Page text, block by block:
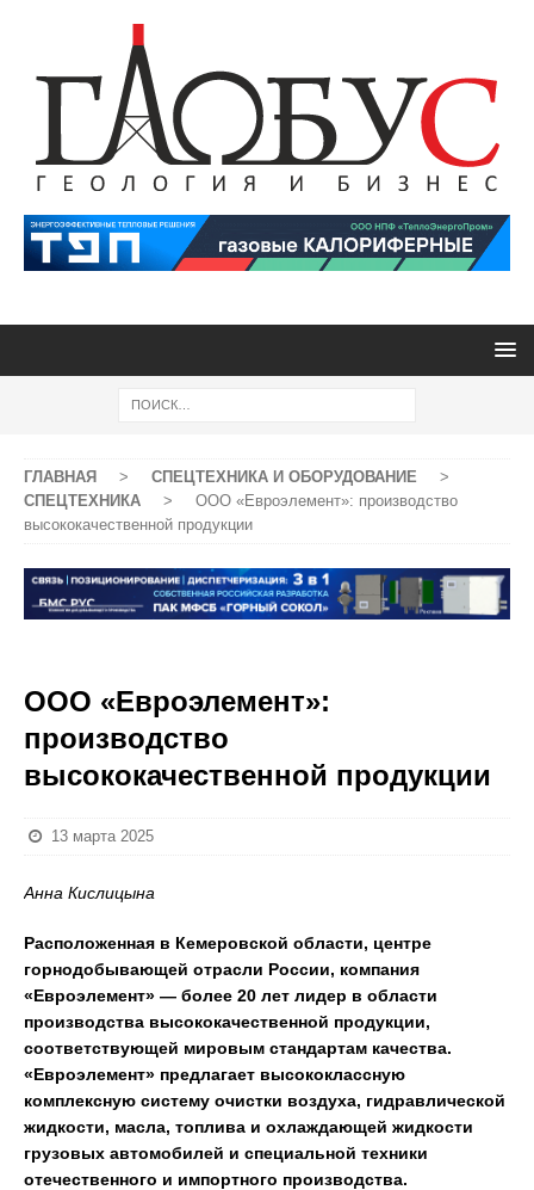
ГЛАВНАЯ > СПЕЦТЕХНИКА И ОБОРУДОВАНИЕ
>
СПЕЦТЕХНИКА
>
ООО «Евроэлемент»: производство
высококачественной продукции
ООО «Евроэлемент»:
производство
высококачественной продукции
13 марта 2025
Анна Кислицына
Расположенная в Кемеровской области, центре
горнодобывающей отрасли России, компания
«Евроэлемент» — более 20 лет лидер в области
производства высококачественной продукции,
соответствующей мировым стандартам качества.
«Евроэлемент» предлагает высококлассную
комплексную систему очистки воздуха, гидравлической
жидкости, масла, топлива и охлаждающей жидкости
грузовых автомобилей и специальной техники
отечественного и импортного производства.